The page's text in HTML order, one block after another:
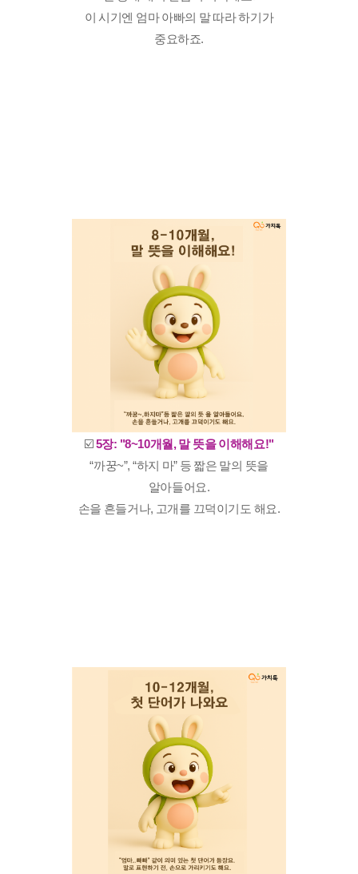
이 시기엔 엄마 아빠의 말 따라 하기가
중요하죠.
☑️5장: "8~10개월, 말 뜻을 이해해요!"
“까꿍~”, “하지 마” 등 짧은 말의 뜻을
알아들어요.
손을 흔들거나, 고개를 끄덕이기도 해요.